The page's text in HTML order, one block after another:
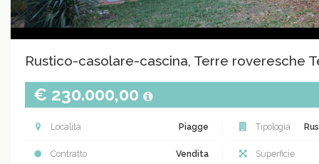
Rustico-casolare-cascina, Terre roveresche
€ 230.000,00
Località Piagge Tipologia
Contratto Vendita Superficie